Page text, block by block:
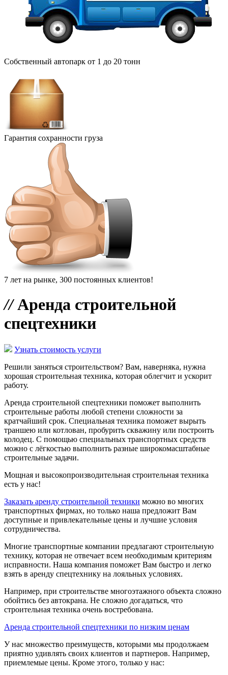
Собственный автопарк от 1 до 20 тонн
Гарантия сохранности груза
7 лет на рынке, 300 постоянных клиентов!
//Аренда строительной
спецтехники
Узнать стоимость услуги
Решили заняться строительством? Вам, наверняка, нужна
хорошая строительная техника, которая облегчит и ускорит
работу.
Аренда строительной спецтехники поможет выполнить
строительные работы любой степени сложности за
кратчайший срок. Специальная техника поможет вырыть
траншею или котлован, пробурить скважину или построить
колодец. С помощью специальных транспортных средств
можно с лёгкостью выполнить разные широкомасштабные
строительные задачи.
Мощная и высокопроизводительная строительная техника
есть у нас!
Заказать аренду строительной техники можно во многих
транспортных фирмах, но только наша предложит Вам
доступные и привлекательные цены и лучшие условия
сотрудничества.
Многие транспортные компании предлагают строительную
технику, которая не отвечает всем необходимым критериям
исправности. Наша компания поможет Вам быстро и легко
взять в аренду спецтехнику на лояльных условиях.
Например, при строительстве многоэтажного объекта сложно
обойтись без автокрана. Не сложно догадаться, что
строительная техника очень востребована.
Аренда строительной спецтехники по низким ценам
У нас множество преимуществ, которыми мы продолжаем
приятно удивлять своих клиентов и партнеров. Например,
приемлемые цены. Кроме этого, только у нас: